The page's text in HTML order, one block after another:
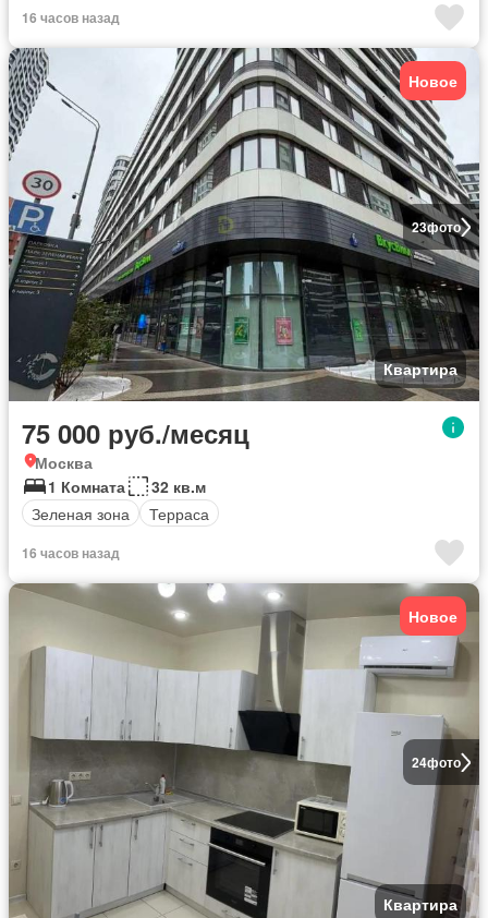
16 часов назад
23фото
Новое
Квартира
75 000 руб./месяц
Москва
1 Комната
32 кв.м
Зеленая зона
Терраса
16 часов назад
24фото
Новое
Квартира